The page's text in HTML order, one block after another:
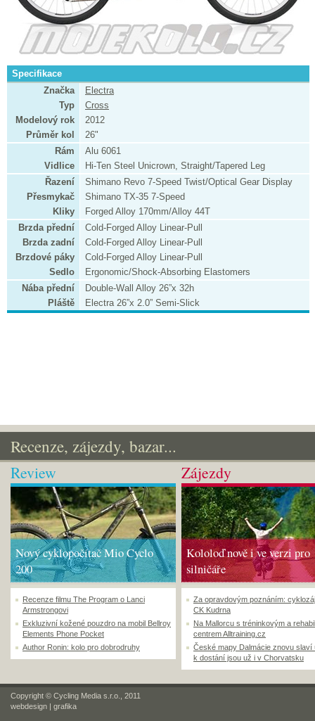
Specifikace
Značka
Electra
Typ
Cross
Modelový rok
2012
Průměr kol
26"
Rám
Alu 6061
Vidlice
Hi-Ten Steel Unicrown, Straight/Tapered Leg
Řazení
Shimano Revo 7-Speed Twist/Optical Gear Display
Přesmykač
Shimano TX-35 7-Speed
Kliky
Forged Alloy 170mm/Alloy 44T
Brzda přední
Cold-Forged Alloy Linear-Pull
Brzda zadní
Cold-Forged Alloy Linear-Pull
Brzdové páky
Cold-Forged Alloy Linear-Pull
Sedlo
Ergonomic/Shock-Absorbing Elastomers
Nába přední
Double-Wall Alloy 26”x 32h
Pláště
Electra 26”x 2.0” Semi-Slick
Recenze, zájezdy, bazar...
Review
Nový cyklopočítač Mio Cyclo
200
Recenze filmu The Program o Lanci
Armstrongovi
Exkluzivní kožené pouzdro na mobil Bellroy
Elements Phone Pocket
Author Ronin: kolo pro dobrodruhy
Zájezdy
Kololoď nově i ve verzi pro
silničáře
Za opravdovým poznáním:
CK Kudrna
Na Mallorcu s tréninkovým a
centrem Alltraining.cz
České mapy Dalmácie znovu slaví
k dostání jsou už i v Chorvatsku
Copyright © Cycling Media s.r.o., 2011
webdesign | grafika